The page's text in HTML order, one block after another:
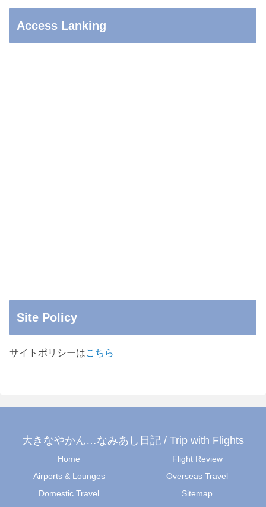
Access Lanking
Site Policy
サイトポリシーはこちら
大きなやかん…なみあし日記 / Trip with Flights
Home
Flight Review
Airports & Lounges
Overseas Travel
Domestic Travel
Sitemap